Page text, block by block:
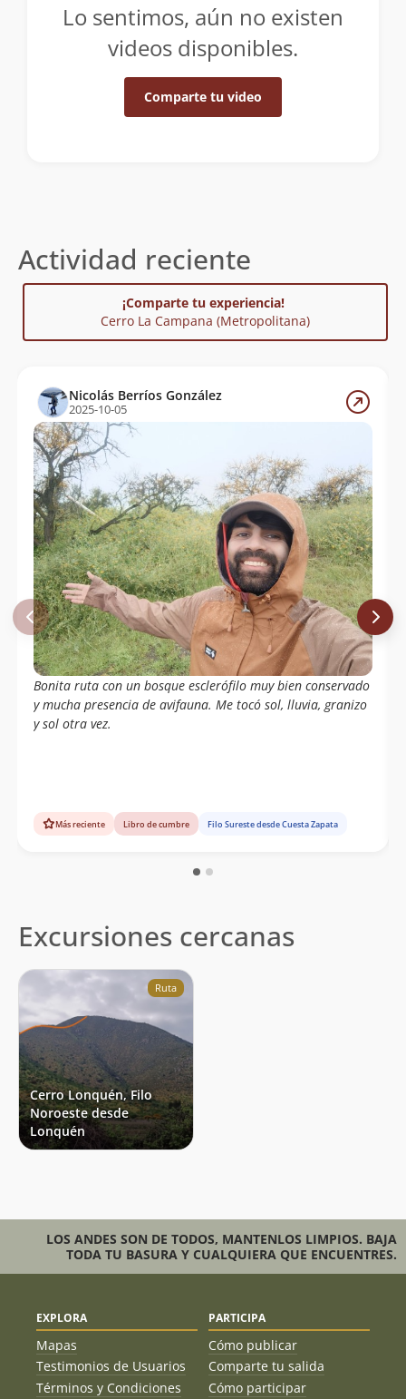
Lo sentimos, aún no existen
videos disponibles.
Comparte tu video
Actividad reciente
¡Comparte tu experiencia!
Cerro La Campana (Metropolitana)
Nicolás Berríos González
2025-10-05
Bonita ruta con un bosque esclerófilo muy bien conservado
y mucha presencia de avifauna. Me tocó sol, lluvia, granizo
y sol otra vez.
Más reciente Libro de cumbre Filo Sureste desde Cuesta Zapata
Excursiones cercanas
Ruta
Cerro Lonquén, Filo
Noroeste desde
Lonquén
LOS ANDES SON DE TODOS, MANTENLOS LIMPIOS. BAJA
TODA TU BASURA Y CUALQUIERA QUE ENCUENTRES.
EXPLORA
Mapas
Testimonios de Usuarios
Términos y Condiciones
PARTICIPA
Cómo publicar
Comparte tu salida
Cómo participar